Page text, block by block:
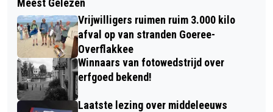
APRIL 2026
MOTIE VOOR BEHOUD EN STEUN
VISSERIJ AANGENOMEN IN ZUID-
HOLLAND
Meest Gelezen
Vrijwilligers ruimen ruim 3.000 kilo
afval op van stranden Goeree-
Overflakkee
Winnaars van fotowedstrijd over
erfgoed bekend!
Laatste lezing over middeleeuws